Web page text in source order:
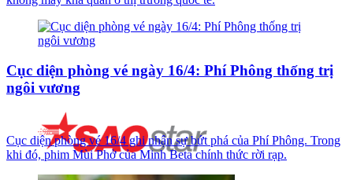
Cục diện phòng vé ngày 16/4: Phí Phông thống trị
ngôi vương
Cục diện phòng vé 16/4 ghi nhận sự bứt phá của Phí Phông. Trong
khi đó, phim Mùi Phở của Minh Beta chính thức rời rạp.